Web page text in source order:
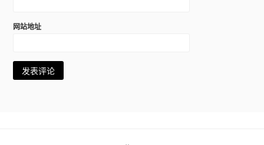
网站地址